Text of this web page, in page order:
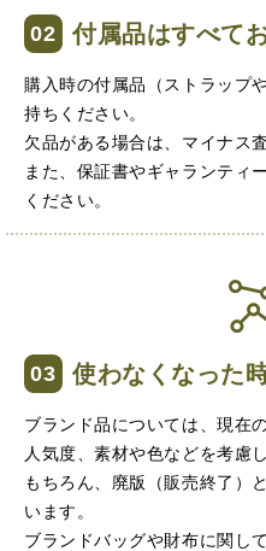
高いお店です。また鑑定士
（大阪府大阪市）きれいに
出していただいたのが初め
付属品はすべて
購入時の付属品（ストラップ
持ちください。
欠品がある場合は、マイナス
また、保証書やギャランティ
ください。
使わなくなった
ブランド品については、現在
人気度、素材や色などを考慮
もちろん、廃版（販売終了）
います。
ブランドバッグや財布に関し